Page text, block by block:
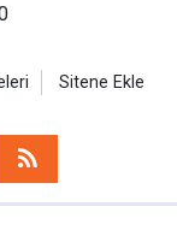
Sitene Ekle